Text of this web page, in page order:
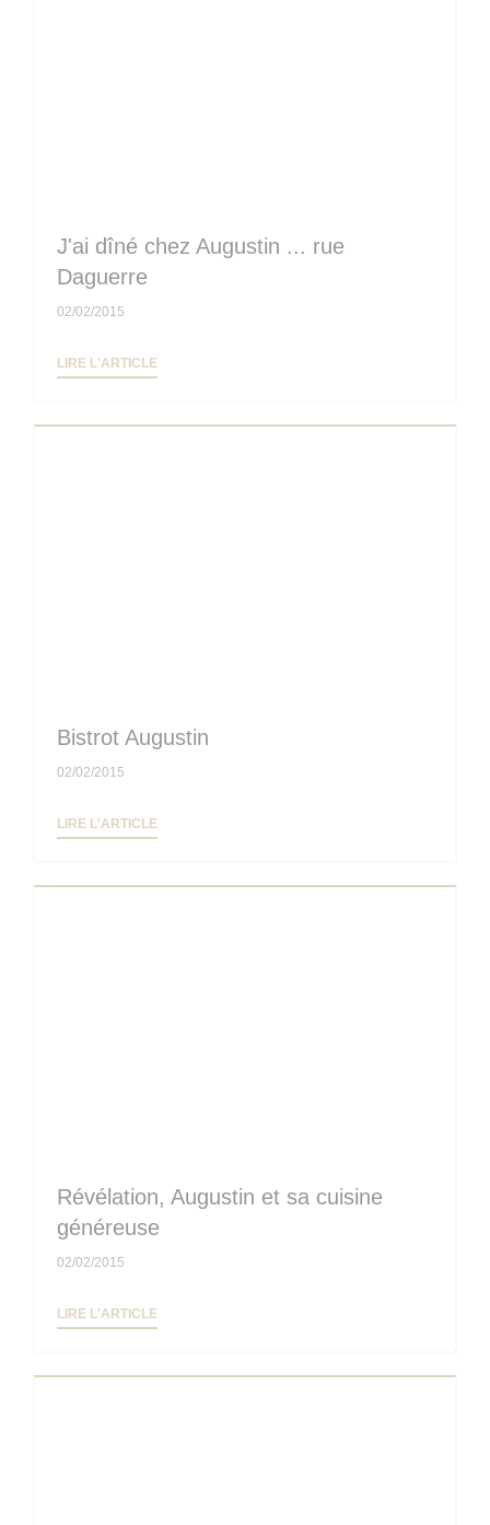
J'ai dîné chez Augustin ... rue
Daguerre
02/02/2015
LIRE L'ARTICLE
Bistrot Augustin
02/02/2015
LIRE L'ARTICLE
Révélation, Augustin et sa cuisine
généreuse
02/02/2015
LIRE L'ARTICLE